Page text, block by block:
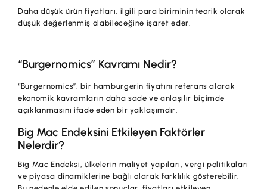
Daha düşük ürün fiyatları, ilgili para biriminin teorik olarak
düşük değerlenmiş olabileceğine işaret eder.
“Burgernomics” Kavramı Nedir?
“Burgernomics”, bir hamburgerin fiyatını referans alarak
ekonomik kavramların daha sade ve anlaşılır biçimde
açıklanmasını ifade eden bir yaklaşımdır.
Big Mac Endeksini Etkileyen Faktörler
Nelerdir?
Big Mac Endeksi, ülkelerin maliyet yapıları, vergi politikaları
ve piyasa dinamiklerine bağlı olarak farklılık gösterebilir.